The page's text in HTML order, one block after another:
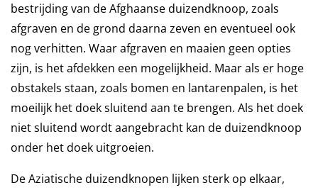
bestrijding van de Afghaanse duizendknoop, zoals
afgraven en de grond daarna zeven en eventueel ook
nog verhitten. Waar afgraven en maaien geen opties
zijn, is het afdekken een mogelijkheid. Maar als er hoge
obstakels staan, zoals bomen en lantarenpalen, is het
moeilijk het doek sluitend aan te brengen. Als het doek
niet sluitend wordt aangebracht kan de duizendknoop
onder het doek uitgroeien.
De Aziatische duizendknopen lijken sterk op elkaar,